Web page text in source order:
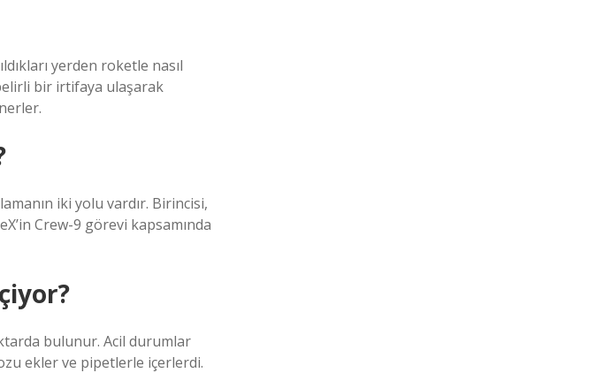
yerden roketle nasıl
bir irtifaya ulaşarak
iki yolu vardır. Birincisi,
Crew-9 görevi kapsamında
bulunur. Acil durumlar
ekler ve pipetlerle içerlerdi.